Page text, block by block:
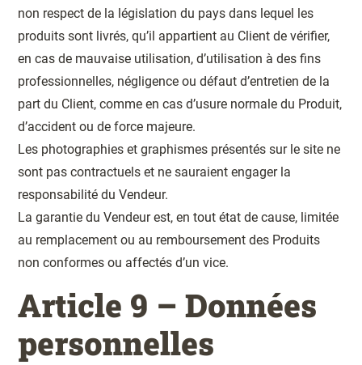
non respect de la législation du pays dans lequel les
produits sont livrés, qu’il appartient au Client de vérifier,
en cas de mauvaise utilisation, d’utilisation à des fins
professionnelles, négligence ou défaut d’entretien de la
part du Client, comme en cas d’usure normale du Produit,
d’accident ou de force majeure.
Les photographies et graphismes présentés sur le site ne
sont pas contractuels et ne sauraient engager la
responsabilité du Vendeur.
La garantie du Vendeur est, en tout état de cause, limitée
au remplacement ou au remboursement des Produits
non conformes ou affectés d’un vice.
Article 9 – Données
personnelles